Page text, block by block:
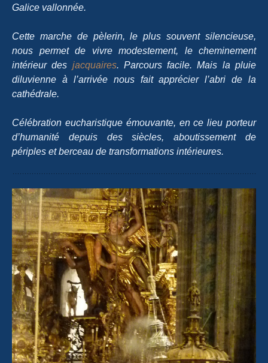
Galice vallonnée.
Cette marche de pèlerin, le plus souvent silencieuse,
nous permet de vivre modestement, le cheminement
intérieur des jacquaires. Parcours facile. Mais la pluie
diluvienne à l’arrivée nous fait apprécier l’abri de la
cathédrale.
Célébration eucharistique émouvante, en ce lieu porteur
d’humanité depuis des siècles, aboutissement de
périples et berceau de transformations intérieures.